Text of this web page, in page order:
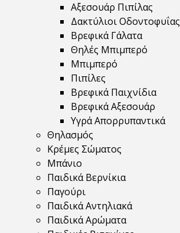
Αξεσουάρ Πιπίλας
Δακτύλιοι Οδοντοφυΐας
Βρεφικά Γάλατα
Θηλές Μπιμπερό
Μπιμπερό
Πιπίλες
Βρεφικά Παιχνίδια
Βρεφικά Αξεσουάρ
Υγρά Απορρυπαντικά
Θηλασμός
Κρέμες Σώματος
Μπάνιο
Παιδικά Βερνίκια
Παγούρι
Παιδικά Αντηλιακά
Παιδικά Αρώματα